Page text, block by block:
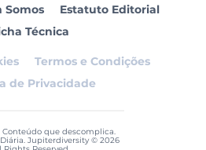
Somos
Estatuto Editorial
Técnica
Termos e Condições
de Privacidade
que descomplica.
Jupiterdiversity © 2026